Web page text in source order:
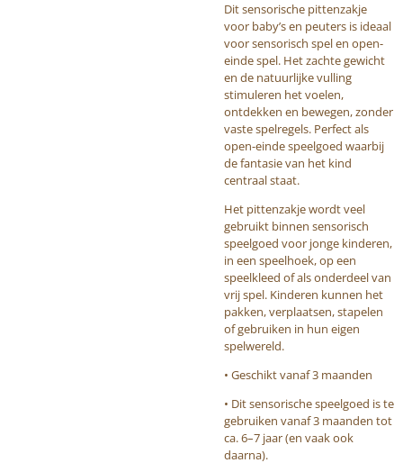
Dit sensorische pittenzakje
voor baby’s en peuters is ideaal
voor sensorisch spel en open-
einde spel. Het zachte gewicht
en de natuurlijke vulling
stimuleren het voelen,
ontdekken en bewegen, zonder
vaste spelregels. Perfect als
open-einde speelgoed waarbij
de fantasie van het kind
centraal staat.
Het pittenzakje wordt veel
gebruikt binnen sensorisch
speelgoed voor jonge kinderen,
in een speelhoek, op een
speelkleed of als onderdeel van
vrij spel. Kinderen kunnen het
pakken, verplaatsen, stapelen
of gebruiken in hun eigen
spelwereld.
• Geschikt vanaf 3 maanden
• Dit sensorische speelgoed is te
gebruiken vanaf 3 maanden tot
ca. 6–7 jaar (en vaak ook
daarna).